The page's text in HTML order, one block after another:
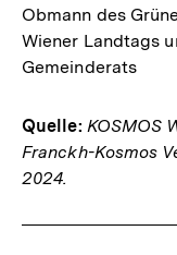
Obmann des
Wiener Landtags
Gemeinderats
Quelle: KOSMOS
Franckh-Kosmos
2024.